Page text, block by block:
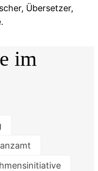
Übersetzer,
im